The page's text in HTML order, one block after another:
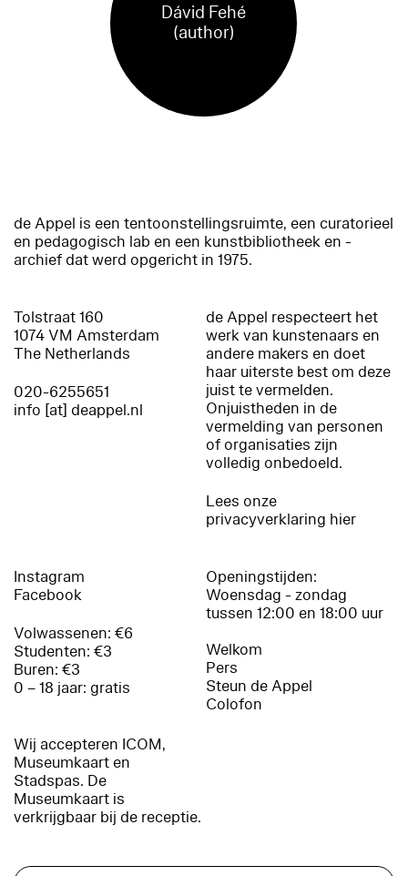
Dávid Fehé
(author)
de Appel is een tentoonstellingsruimte, een curatorieel
en pedagogisch lab en een kunstbibliotheek en -
archief dat werd opgericht in 1975.
Tolstraat 160
1074 VM Amsterdam
The Netherlands
020-6255651
info [at] deappel.nl
de Appel respecteert het
werk van kunstenaars en
andere makers en doet
haar uiterste best om deze
juist te vermelden.
Onjuistheden in de
vermelding van personen
of organisaties zijn
volledig onbedoeld.
Lees onze
privacyverklaring hier
Instagram
Facebook
Volwassenen: €6
Studenten: €3
Buren: €3
0 – 18 jaar: gratis
Wij accepteren ICOM,
Museumkaart en
Stadspas. De
Museumkaart is
verkrijgbaar bij de receptie.
Openingstijden:
Woensdag - zondag
tussen 12:00 en 18:00 uur
Welkom
Pers
Steun de Appel
Colofon